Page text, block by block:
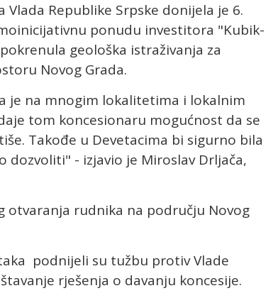
Republike Srpske donijela je 6.
ponudu investitora "Kubik-
geološka istraživanja za
Novog Grada.
je na mnogim lokalitetima i lokalnim
tom koncesionaru mogućnost da se
Takođe u Devetacima bi sigurno bila
dozvoliti" - izjavio je Miroslav Drljača,
otvaranja rudnika na području Novog
podnijeli su tužbu protiv Vlade
rješenja o davanju koncesije.